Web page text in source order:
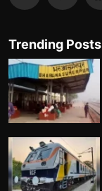
Trending Posts